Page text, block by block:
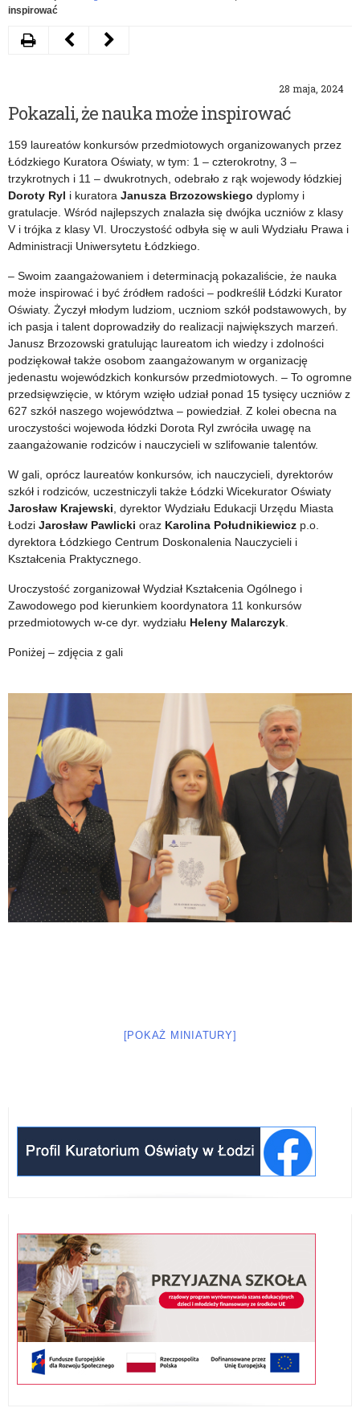
inspirować
28 maja, 2024
Pokazali, że nauka może inspirować
159 laureatów konkursów przedmiotowych organizowanych przez
Łódzkiego Kuratora Oświaty, w tym: 1 – czterokrotny, 3 –
trzykrotnych i 11 – dwukrotnych, odebrało z rąk wojewody łódzkiej
Doroty Ryl i kuratora Janusza Brzozowskiego dyplomy i
gratulacje. Wśród najlepszych znalazła się dwójka uczniów z klasy
V i trójka z klasy VI. Uroczystość odbyła się w auli Wydziału Prawa i
Administracji Uniwersytetu Łódzkiego.
– Swoim zaangażowaniem i determinacją pokazaliście, że nauka
może inspirować i być źródłem radości – podkreślił Łódzki Kurator
Oświaty. Życzył młodym ludziom, uczniom szkół podstawowych, by
ich pasja i talent doprowadziły do realizacji największych marzeń.
Janusz Brzozowski gratulując laureatom ich wiedzy i zdolności
podziękował także osobom zaangażowanym w organizację
jedenastu wojewódzkich konkursów przedmiotowych. – To ogromne
przedsięwzięcie, w którym wzięło udział ponad 15 tysięcy uczniów z
627 szkół naszego województwa – powiedział. Z kolei obecna na
uroczystości wojewoda łódzki Dorota Ryl zwróciła uwagę na
zaangażowanie rodziców i nauczycieli w szlifowanie talentów.
W gali, oprócz laureatów konkursów, ich nauczycieli, dyrektorów
szkół i rodziców, uczestniczyli także Łódzki Wicekurator Oświaty
Jarosław Krajewski , dyrektor Wydziału Edukacji Urzędu Miasta
Łodzi Jarosław Pawlicki oraz Karolina Południkiewicz p.o.
dyrektora Łódzkiego Centrum Doskonalenia Nauczycieli i
Kształcenia Praktycznego.
Uroczystość zorganizował Wydział Kształcenia Ogólnego i
Zawodowego pod kierunkiem koordynatora 11 konkursów
przedmiotowych w-ce dyr. wydziału Heleny Malarczyk
Poniżej – zdjęcia z gali
[POKAŻ MINIATURY]
DrukujNastępny
korzeni
nie
zakwitniesz
–
konkurs,
pomaga
odkryć
własną
tożsamość
Poprzedni
matematycy
nagrodzeni